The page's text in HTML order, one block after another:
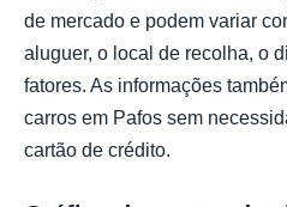
de mercado e podem variar
aluguer, o local de recolha, o
fatores. As informações
carros em Pafos sem
cartão de crédito.